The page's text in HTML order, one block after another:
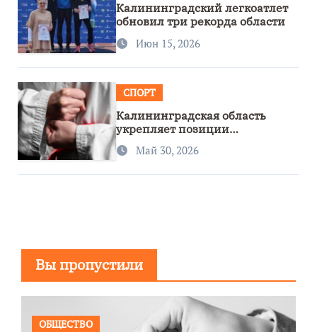
Калининградский легкоатлет
обновил три рекорда области
Июн 15, 2026
СПОРТ
Калининградская область
укрепляет позиции
спортивного региона
Май 30, 2026
Вы пропустили
ОБЩЕСТВО